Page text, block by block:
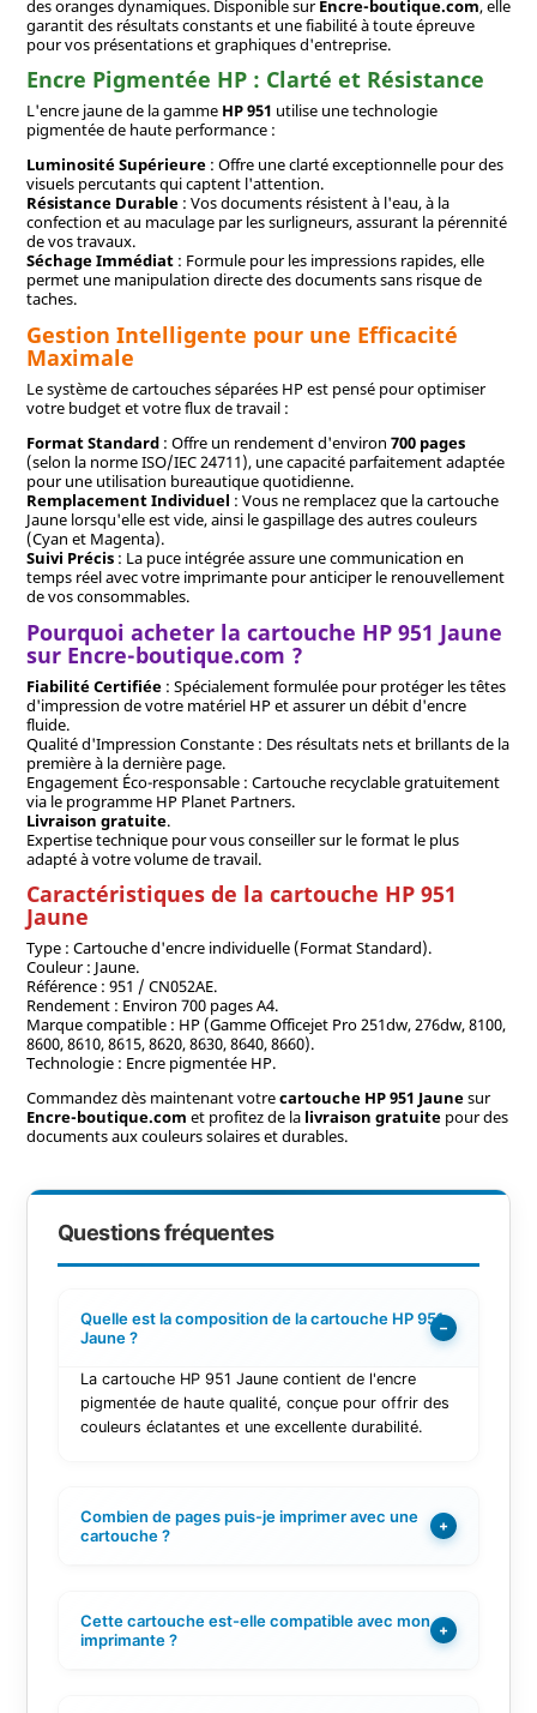
des oranges dynamiques. Disponible surEncre-boutique.com, elle
garantit des résultats constants et une fiabilité à toute épreuve
pour vos présentations et graphiques d'entreprise.
Encre Pigmentée HP : Clarté et Résistance
L'encre jaune de la gamme HP 951 utilise une technologie
pigmentée de haute performance :
Luminosité Supérieure: Offre une clarté exceptionnelle pour des
visuels percutants qui captent l'attention.
Résistance Durable: Vos documents résistent à l'eau, à la
confection et au maculage par les surligneurs, assurant la pérennité
de vos travaux.
Séchage Immédiat: Formule pour les impressions rapides, elle
permet une manipulation directe des documents sans risque de
taches.
Gestion Intelligente pour une Efficacité
Maximale
Le système de cartouches séparées HP est pensé pour optimiser
votre budget et votre flux de travail :
Format Standard: Offre un rendement d'environ 700 pages
(selon la norme ISO/IEC 24711), une capacité parfaitement adaptée
pour une utilisation bureautique quotidienne.
Remplacement Individuel : Vous ne remplacez que la cartouche
Jaune lorsqu'elle est vide, ainsi le gaspillage des autres couleurs
(Cyan et Magenta).
Suivi Précis: La puce intégrée assure une communication en
temps réel avec votre imprimante pour anticiper le renouvellement
de vos consommables.
Pourquoi acheter la cartouche HP 951 Jaune
sur Encre-boutique.com ?
Fiabilité Certifiée: Spécialement formulée pour protéger les têtes
d'impression de votre matériel HP et assurer un débit d'encre
fluide.
Qualité d'Impression Constante : Des résultats nets et brillants de la
première à la dernière page.
Engagement Éco-responsable : Cartouche recyclable gratuitement
via le programme HP Planet Partners.
Livraison gratuite.
Expertise technique pour vous conseiller sur le format le plus
adapté à votre volume de travail.
Caractéristiques de la cartouche HP 951
Jaune
Type : Cartouche d'encre individuelle (Format Standard).
Couleur : Jaune.
Référence : 951 / CN052AE.
Rendement : Environ 700 pages A4.
Marque compatible : HP (Gamme Officejet Pro 251dw, 276dw, 8100,
8600, 8610, 8615, 8620, 8630, 8640, 8660).
Technologie : Encre pigmentée HP.
Commandez dès maintenant votrecartouche HP 951 Jaunesur
Encre-boutique.com et profitez de la livraison gratuitepour des
documents aux couleurs solaires et durables.
Questions fréquentes
Quelle est la composition de la cartouche HP 951
Jaune ?
−
La cartouche HP 951 Jaune contient de l'encre
pigmentée de haute qualité, conçue pour offrir des
couleurs éclatantes et une excellente durabilité.
Combien de pages puis-je imprimer avec une
cartouche ?
+
Cette cartouche est-elle compatible avec mon
imprimante ?
+